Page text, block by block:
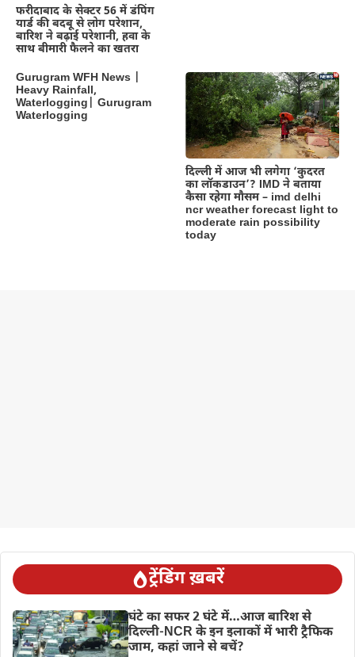
फरीदाबाद के सेक्टर 56 में डंपिंग
यार्ड की बदबू से लोग परेशान,
बारिश ने बढ़ाई परेशानी, हवा के
साथ बीमारी फैलने का खतरा
Gurugram WFH News |
Heavy Rainfall,
Waterlogging| Gurugram
Waterlogging
दिल्‍ली में आज भी लगेगा ‘कुदरत
का लॉकडाउन’? IMD ने बताया
कैसा रहेगा मौसम – imd delhi
ncr weather forecast light to
moderate rain possibility
today
ट्रेंडिंग ख़बरें
घंटे का सफर 2 घंटे में…आज बारिश से
दिल्ली-NCR के इन इलाकों में भारी ट्रैफिक
जाम, कहां जाने से बचें?